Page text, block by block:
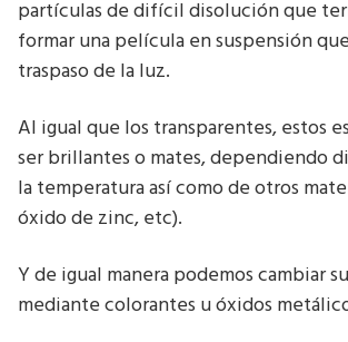
partículas de difícil disolución que
formar una película en suspensión
traspaso de la luz.
Al igual que los transparentes, estos
ser brillantes o mates, dependiendo
la temperatura así como de otros
óxido de zinc, etc).
Y de igual manera podemos cambiar
mediante colorantes u óxidos